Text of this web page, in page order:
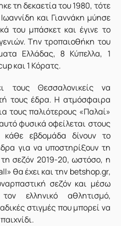
τη δεκαετία του 1980, τότε
και Γιαννάκη μύησε
του μπάσκετ και έγινε το
Tην τροπαιοθήκη του
Ελλάδας, 8 Κύπελλα, 1
και 1 Κόρατς.
Θεσσαλονικείς να
τους έδρα. Η ατμόσφαιρα
τους παλιότερους «Παλαί»
φυσικά οφείλεται στους
κάθε εβδομάδα δίνουν το
για να υποστηρίξουν τη
σεζόν 2019-20, ωστόσο, η
θα έχει και την betshop.gr,
σεζόν και μέσω
ελληνικό αθλητισμό,
στιγμές που μπορεί να